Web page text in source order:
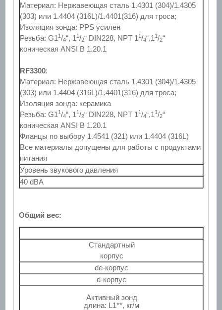
Материал: Нержавеющая сталь 1.4301 (304)/1.4305
(303) или 1.4404 (316L)/1.4401(316) для троса;
Изоляция зонда: PPS усилен
Резьба: G1 1/4“, 1 1/2“ DIN228, NPT 1 1/4“,1 1/2“
коническая ANSI B 1.20.1
RF3300:
Материал: Нержавеющая сталь 1.4301 (304)/1.4305
(303) или 1.4404 (316L)/1.4401(316) для троса;
Изоляция зонда: керамика
Резьба: G1 1/4“, 1 1/2“ DIN228, NPT 1 1/4“,1 1/2“
коническая ANSI B 1.20.1
Фланцы по выбору 1.4541 (321) или 1.4404 (316L)
Все материалы допущены для работы с продуктами
питания
Уровень звукового давления
40 dBA
Общий вес:
Стандартный
корпус
de-корпус
d-корпус
Активный зонд
длина: L1**, кг/м